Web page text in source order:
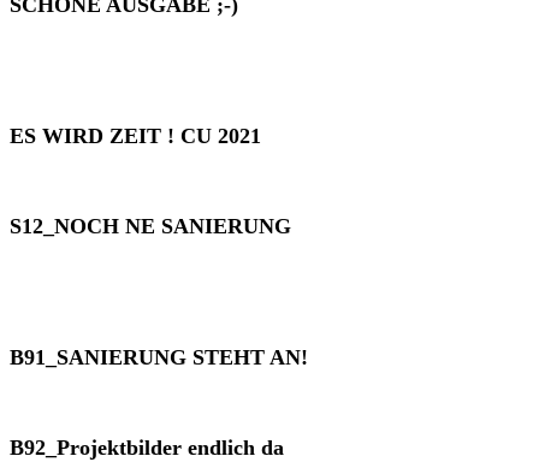
SCHÖNE AUSGABE ;-)
ES WIRD ZEIT ! CU 2021
S12_NOCH NE SANIERUNG
B91_SANIERUNG STEHT AN!
B92_Projektbilder endlich da